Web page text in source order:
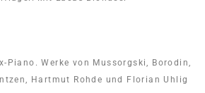
Piano. Werke von Mussorgski, Borodin,
Hartmut Rohde und Florian Uhlig